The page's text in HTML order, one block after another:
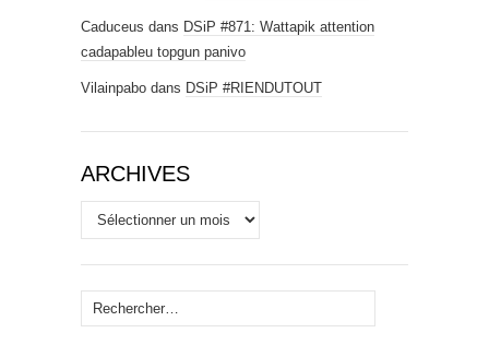
Caduceus dans DSiP #871: Wattapik attention
cadapableu topgun panivo
Vilainpabo dans DSiP #RIENDUTOUT
ARCHIVES
Archives
Rechercher :